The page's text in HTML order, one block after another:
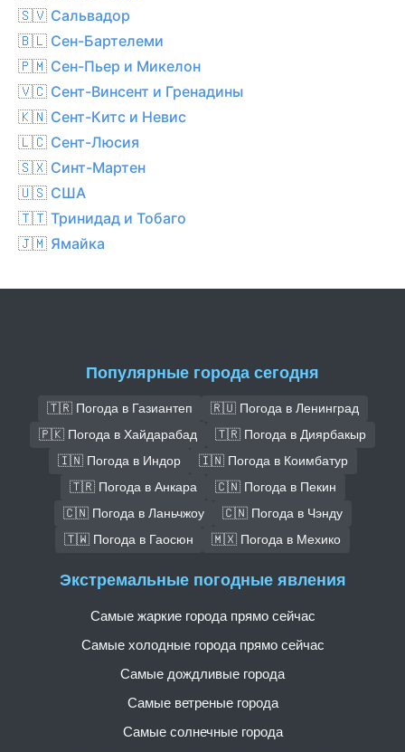
🇸🇻 Сальвадор
🇧🇱 Сен-Бартелеми
🇵🇲 Сен-Пьер и Микелон
🇻🇨 Сент-Винсент и Гренадины
🇰🇳 Сент-Китс и Невис
🇱🇨 Сент-Люсия
🇸🇽 Синт-Мартен
🇺🇸 США
🇹🇹 Тринидад и Тобаго
🇯🇲 Ямайка
Популярные города сегодня
🇹🇷 Погода в Газиантеп
🇷🇺 Погода в Ленинград
🇵🇰 Погода в Хайдарабад
🇹🇷 Погода в Диярбакыр
🇮🇳 Погода в Индор
🇮🇳 Погода в Коимбатур
🇹🇷 Погода в Анкара
🇨🇳 Погода в Пекин
🇨🇳 Погода в Ланьчжоу
🇨🇳 Погода в Чэнду
🇹🇼 Погода в Гаосюн
🇲🇽 Погода в Мехико
Экстремальные погодные явления
Самые жаркие города прямо сейчас
Самые холодные города прямо сейчас
Самые дождливые города
Самые ветреные города
Самые солнечные города